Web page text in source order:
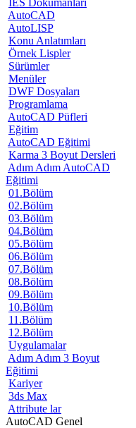
IES Dökümanları
AutoCAD
AutoLISP
Konu Anlatımları
Örnek Lispler
Sürümler
Menüler
DWF Dosyaları
Programlama
AutoCAD Püfleri
Eğitim
AutoCAD Eğitimi
Karma 3 Boyut Dersleri
Adım Adım AutoCAD
Eğitimi
01.Bölüm
02.Bölüm
03.Bölüm
04.Bölüm
05.Bölüm
06.Bölüm
07.Bölüm
08.Bölüm
09.Bölüm
10.Bölüm
11.Bölüm
12.Bölüm
Uygulamalar
Adım Adım 3 Boyut
Eğitimi
Kariyer
3ds Max
Attribute lar
AutoCAD Genel